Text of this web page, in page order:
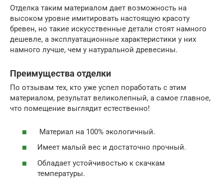
Отделка таким материалом дает возможность на
высоком уровне имитировать настоящую красоту
бревен, но такие искусственные детали стоят намного
дешевле, а эксплуатационные характеристики у них
намного лучше, чем у натуральной древесины.
Преимущества отделки
По отзывам тех, кто уже успел поработать с этим
материалом, результат великолепный, а самое главное,
что помещение выглядит естественно!
Материал на 100% экологичный.
Имеет малый вес и достаточно прочный.
Обладает устойчивостью к скачкам
температуры.